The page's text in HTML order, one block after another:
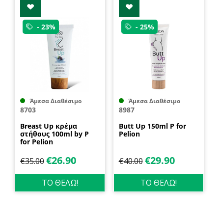
- 23%
Άμεσα Διαθέσιμο
8703
Breast Up κρέμα
στήθους 100ml by P
for Pelion
€35.00€26.90
ΤΟ ΘΕΛΩ!
- 25%
Άμεσα Διαθέσιμο
8987
Butt Up 150ml P for
Pelion
€40.00 €29.90
ΤΟ ΘΕΛΩ!